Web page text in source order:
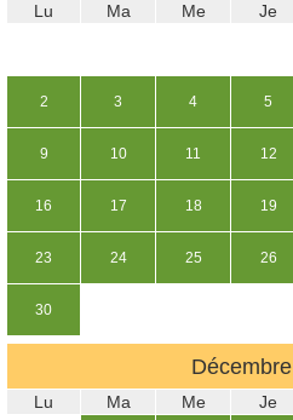
Lu Ma Me Je
2 3 4 5
9 10 11 12
16 17 18 19
23 24 25 26
30
Décembre
Lu Ma Me Je